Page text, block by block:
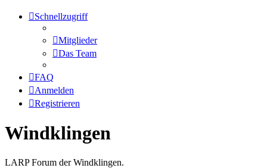
Schnellzugriff
Mitglieder
Das Team
FAQ
Anmelden
Registrieren
Windklingen
LARP Forum der Windklingen.